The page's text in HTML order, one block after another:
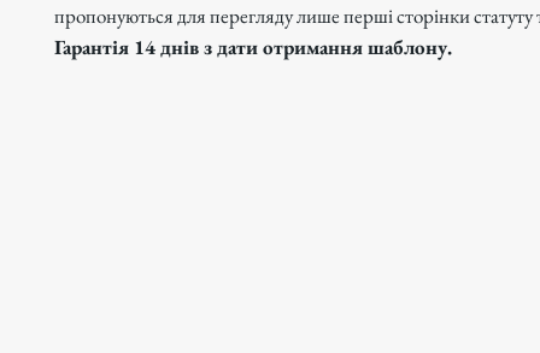
пропонуються для перегляду лише перші сторінки
Гарантія 14 днів з дати отримання шаблону.